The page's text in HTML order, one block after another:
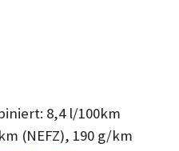
8,4 l/100km
(NEFZ), 190 g/km